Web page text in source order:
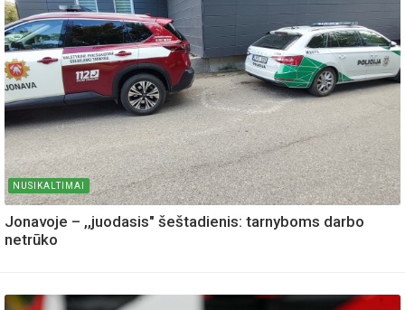
NUSIKALTIMAI
Jonavoje – ,,juodasis" šeštadienis: tarnyboms darbo
netrūko